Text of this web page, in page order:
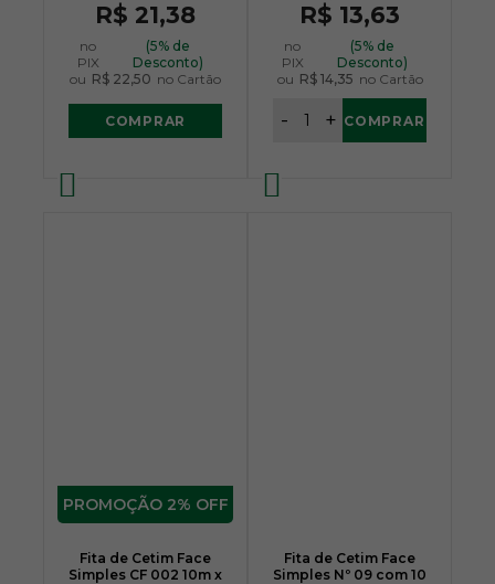
R$ 21,38
no
PIX
(5% de
Desconto)
ou R$ 22,50 no Cartão
COMPRAR
R$ 13,63
no
PIX
(5% de
Desconto)
ou R$ 14,35 no Cartão
+
- COMPRAR
2% OFF
Fita de Cetim Face
Simples CF 002 10m x
Fita de Cetim Face
Simples Nº 09 com 10